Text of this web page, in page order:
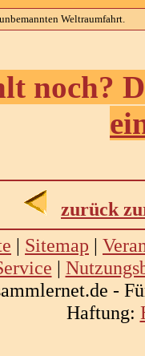
Weltraumfahrt.
noch?
zurück
| Sitemap |
|
-
Haftung: